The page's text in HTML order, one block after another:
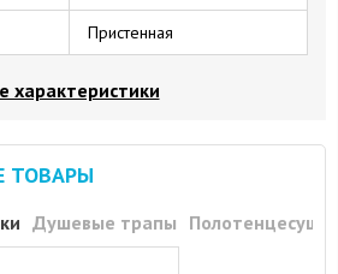
Пристенная
характеристики
ТОВАРЫ
Душевые трапы